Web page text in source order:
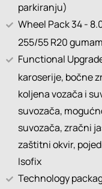
parkiranju)
Wheel Pack 34 -
255/55 R20
Functional
karoserije, bočne
koljena vozača i
suvozača,
suvozača, zračni
zaštitni okvir,
Isofix
Technology